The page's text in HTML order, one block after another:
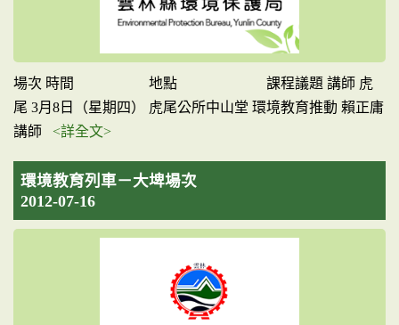
場次 時間 地點 課程議題 講師 虎
尾 3月8日（星期四） 虎尾公所中山堂 環境教育推動 賴正庸
講師 <詳全文>
環境教育列車－大埤場次
2012-07-16